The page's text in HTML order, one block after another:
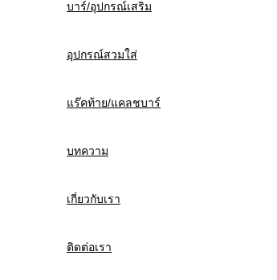
บาร์/อุปกรณ์เสริม
อุปกรณ์สวมใส่
แร๊คท้าย/แคลชบาร์
บทความ
เกี่ยวกับเรา
ติดต่อเรา